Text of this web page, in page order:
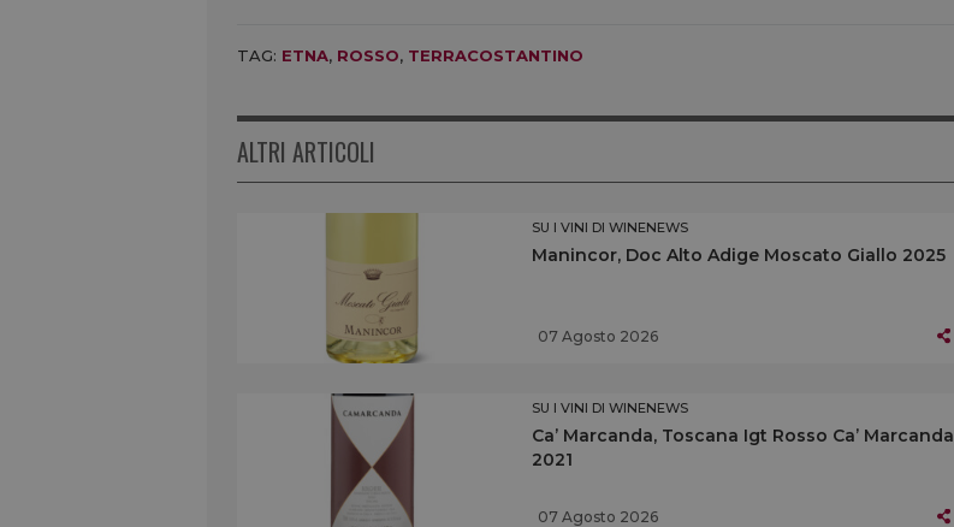
TAG: ETNA, ROSSO, TERRACOSTANTINO
ALTRI ARTICOLI
SU I VINI DI WINENEWS
Manincor, Doc Alto Adige Moscato Giallo 2025
07 Agosto 2026
SU I VINI DI WINENEWS
Ca’ Marcanda, Toscana Igt Rosso Ca’ Marcanda
2021
07 Agosto 2026